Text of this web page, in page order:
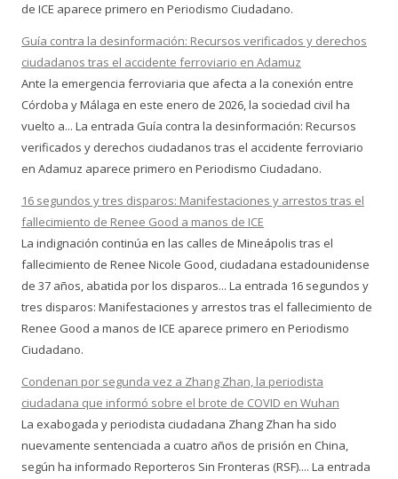
de ICE aparece primero en Periodismo Ciudadano.
Guía contra la desinformación: Recursos verificados y derechos
ciudadanos tras el accidente ferroviario en Adamuz
Ante la emergencia ferroviaria que afecta a la conexión entre
Córdoba y Málaga en este enero de 2026, la sociedad civil ha
vuelto a... La entrada Guía contra la desinformación: Recursos
verificados y derechos ciudadanos tras el accidente ferroviario
en Adamuz aparece primero en Periodismo Ciudadano.
16 segundos y tres disparos: Manifestaciones y arrestos tras el
fallecimiento de Renee Good a manos de ICE
La indignación continúa en las calles de Mineápolis tras el
fallecimiento de Renee Nicole Good, ciudadana estadounidense
de 37 años, abatida por los disparos... La entrada 16 segundos y
tres disparos: Manifestaciones y arrestos tras el fallecimiento de
Renee Good a manos de ICE aparece primero en Periodismo
Ciudadano.
Condenan por segunda vez a Zhang Zhan, la periodista
ciudadana que informó sobre el brote de COVID en Wuhan
La exabogada y periodista ciudadana Zhang Zhan ha sido
nuevamente sentenciada a cuatro años de prisión en China,
según ha informado Reporteros Sin Fronteras (RSF).... La entrada